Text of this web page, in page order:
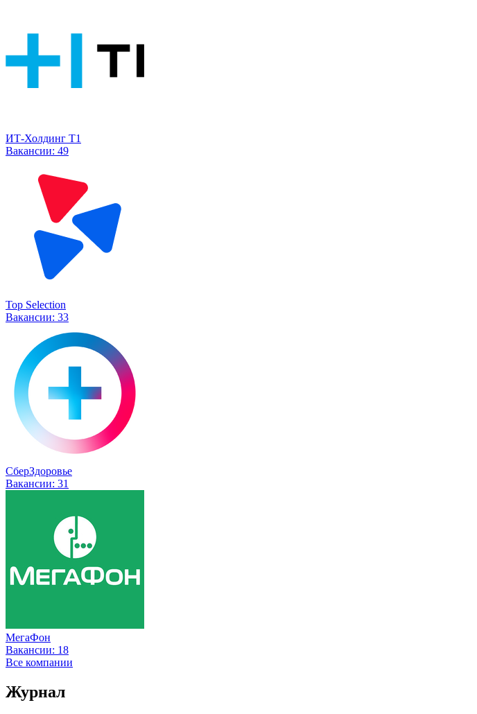
ИТ-Холдинг Т1
Вакансии: 49
Top Selection
Вакансии: 33
СберЗдоровье
Вакансии: 31
МегаФон
Вакансии: 18
Все компании
Журнал